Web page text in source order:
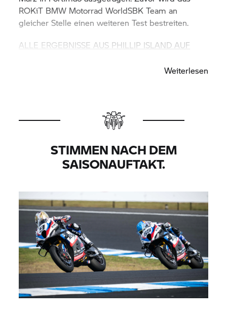
ROKiT BMW Motorrad WorldSBK Team an
gleicher Stelle einen weiteren Test bestreiten.
ALLE ERGEBNISSE AUS PHILLIP ISLAND AUF
Weiterlesen
STIMMEN NACH DEM
SAISONAUFTAKT.